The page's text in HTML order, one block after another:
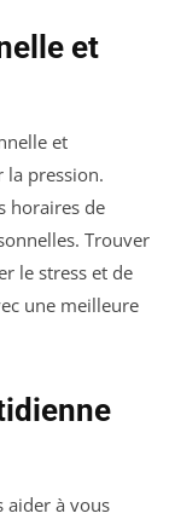
et
et
la pression.
horaires de
Trouver
le stress et de
une meilleure
aider à vous